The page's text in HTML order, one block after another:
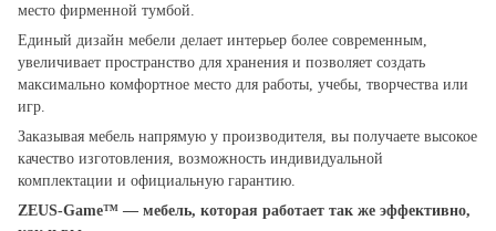
место фирменной тумбой.
Единый дизайн мебели делает интерьер более современным,
увеличивает пространство для хранения и позволяет создать
максимально комфортное место для работы, учебы, творчества или
игр.
Заказывая мебель напрямую у производителя, вы получаете высокое
качество изготовления, возможность индивидуальной
комплектации и официальную гарантию.
ZEUS-Game™ — мебель, которая работает так же эффективно,